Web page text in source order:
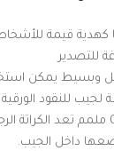
للتصدير
يمكن
حجم مناسب: مع أبعاد 11*8 سم و
داخل الجيب.